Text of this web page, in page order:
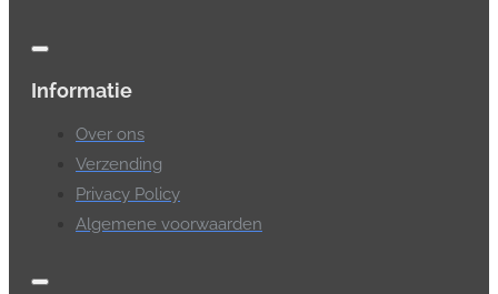
Informatie
Over ons
Verzending
Privacy Policy
Algemene voorwaarden